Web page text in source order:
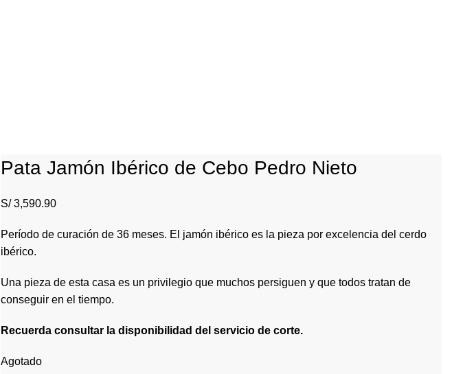
Pata Jamón Ibérico de Cebo Pedro Nieto
S/3,590.90
Período de curación de 36 meses. El jamón ibérico es la pieza por excelencia del cerdo
ibérico.
Una pieza de esta casa es un privilegio que muchos persiguen y que todos tratan de
conseguir en el tiempo.
Recuerda consultar la disponibilidad del servicio de corte.
Agotado